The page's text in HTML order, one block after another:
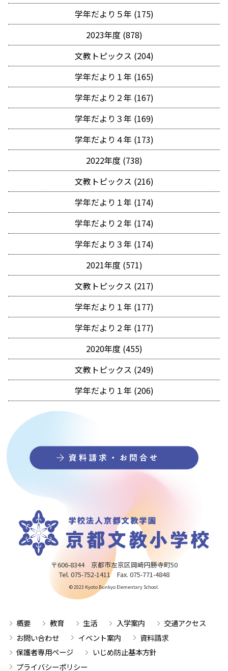
学年だより５年 (175)
2023年度 (878)
文教トピックス (204)
学年だより１年 (165)
学年だより２年 (167)
学年だより３年 (169)
学年だより４年 (173)
2022年度 (738)
文教トピックス (216)
学年だより１年 (174)
学年だより２年 (174)
学年だより３年 (174)
2021年度 (571)
文教トピックス (217)
学年だより１年 (177)
学年だより２年 (177)
2020年度 (455)
文教トピックス (249)
学年だより１年 (206)
〒606-8344 京都市左京区岡崎円勝寺町50
Tel. 075-752-1411 Fax. 075-771-4848
© 2023 Kyoto Bunkyo Elementary School.
概要 教育 生活 入学案内
交通アクセス
お問い合わせ
イベント案内
資料請求
保護者専用ページ
いじめ防止基本方針
プライバシーポリシー